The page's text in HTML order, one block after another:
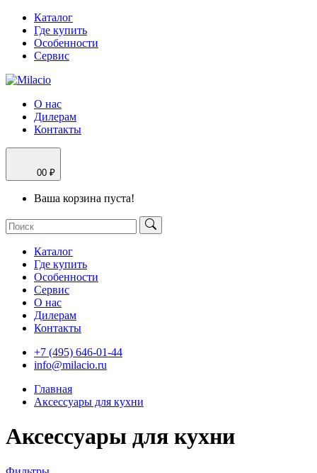
Каталог
Где купить
Особенности
Сервис
О нас
Дилерам
Контакты
00 ₽
Ваша корзина пуста!
Каталог
Где купить
Особенности
Сервис
О нас
Дилерам
Контакты
+7 (495) 646-01-44
info@milacio.ru
Главная
Аксессуары для кухни
Аксессуары для кухни